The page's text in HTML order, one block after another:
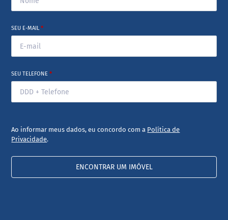
SEU E-MAIL*
SEU TELEFONE*
Ao informar meus dados, eu concordo com a Política de
Privacidade.
ENCONTRAR UM IMÓVEL